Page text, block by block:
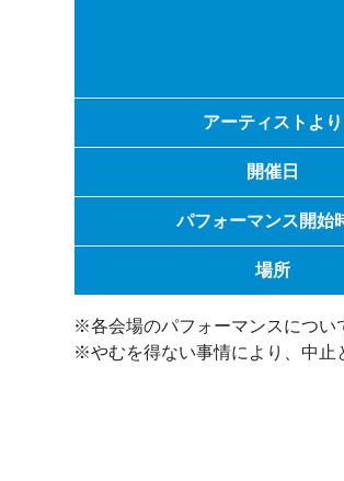
アーティストより
開催日
パフォーマンス開始
場所
※各会場のパフォーマンスについ
※やむを得ない事情により、中止